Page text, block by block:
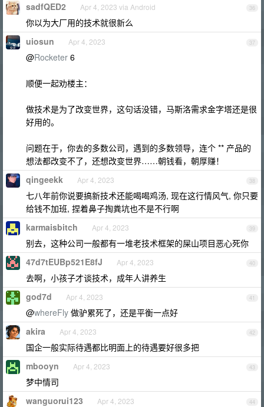
36
sadfQED2 Apr 4, 2023 via Android
你以为大厂用的技术就很新么
37
uiosun Apr 4, 2023
@Rocketer 6
顺便一起劝楼主：
做技术是为了改变世界，这句话没错，马斯洛需求金字塔还是很
好用的。
问题在于，你去的多数公司，遇到的多数领导，连个 ** 产品的
想法都改变不了，还想改变世界……朝钱看，朝厚赚！
38
qingeekk Apr 4, 2023
七八年前你说要搞新技术还能喝喝鸡汤, 现在这行情风气, 你只要
给钱不加班, 捏着鼻子掏粪坑也不是不行啊
39
karmaisbitch Apr 4, 2023
别去，这种公司一般都有一堆老技术框架的屎山项目恶心死你
40
47d7tEUBp521E8fJ Apr 4, 2023
去啊，小孩子才谈技术，成年人讲养生
41
god7d Apr 4, 2023
@whereFly 做驴累死了，还是平衡一点好
42
akira Apr 4, 2023
国企一般实际待遇都比明面上的待遇要好很多把
43
mbooyn Apr 4, 2023
梦中情司
44
wanguorui123 Apr 4, 2023